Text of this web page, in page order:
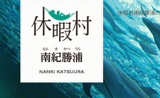
休暇村南紀勝浦